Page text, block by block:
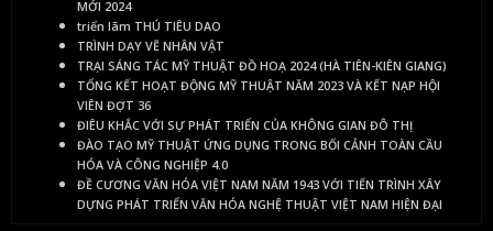
MỚI 2024
triển lãm THÚ TIÊU DAO
TRÌNH DẠY VẼ NHÂN VẬT
TRẠI SÁNG TÁC MỸ THUẬT ĐỒ HOẠ 2024 (HÀ TIÊN-KIÊN GIANG)
TỔNG KẾT HOẠT ĐỘNG MỸ THUẬT NĂM 2023 VÀ KẾT NẠP HỘI
VIÊN ĐỢT 36
ĐIÊU KHẮC VỚI SỰ PHÁT TRIỂN CỦA KHÔNG GIAN ĐÔ THỊ
ĐÀO TẠO MỸ THUẬT ỨNG DỤNG TRONG BỐI CẢNH TOÀN CẦU
HÓA VÀ CÔNG NGHIỆP 4.0
ĐỀ CƯƠNG VĂN HÓA VIỆT NAM NĂM 1943 VỚI TIẾN TRÌNH XÂY
DỰNG PHÁT TRIỂN VĂN HÓA NGHỆ THUẬT VIỆT NAM HIỆN ĐẠI